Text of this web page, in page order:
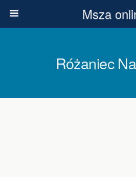
Msza
Różaniec